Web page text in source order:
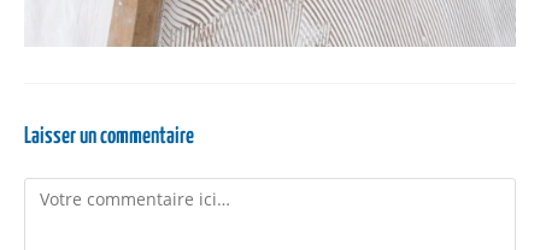
Laisser un commentaire